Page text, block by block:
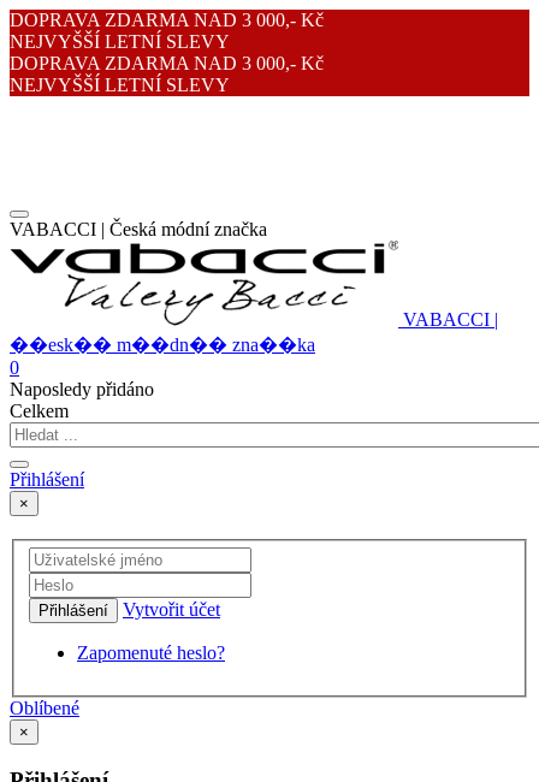
DOPRAVA ZDARMA NAD 3 000,- Kč
NEJVYŠŠÍ LETNÍ SLEVY
DOPRAVA ZDARMA NAD 3 000,- Kč
NEJVYŠŠÍ LETNÍ SLEVY
VABACCI | Česká módní značka
VABACCI |
��esk�� m��dn�� zna��ka
0
Naposledy přidáno
Celkem
Přihlášení
×
Přihlášení Vytvořit účet
Zapomenuté heslo?
Oblíbené
×